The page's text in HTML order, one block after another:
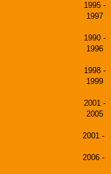
1995 -
1997
1990 -
1996
1998 -
1999
2001 -
2005
2001 -
2006 -